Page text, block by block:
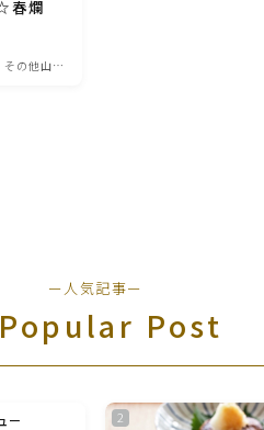
春爛
の他山菜
ー人気記事ー
Popular Post
ー